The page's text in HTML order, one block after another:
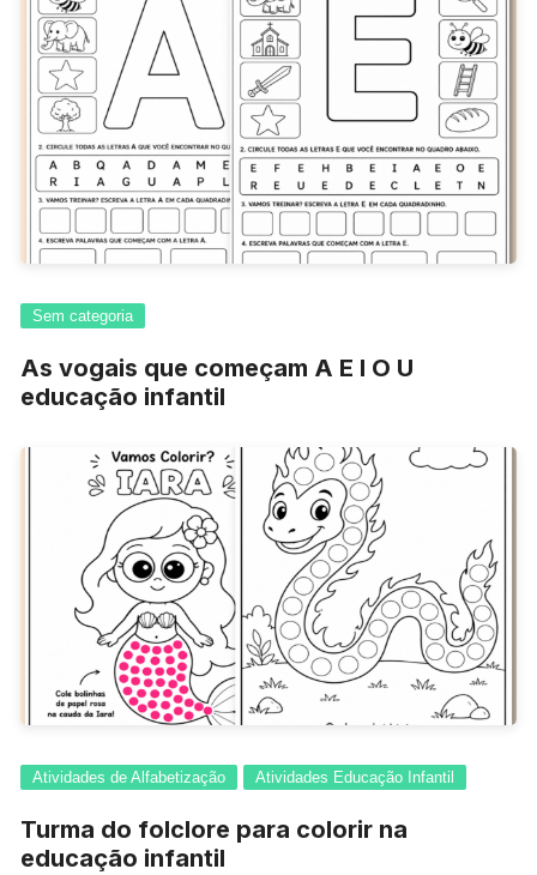
Sem categoria
As vogais que começam A E I O U
educação infantil
Atividades de Alfabetização Atividades Educação Infantil
Turma do folclore para colorir na
educação infantil